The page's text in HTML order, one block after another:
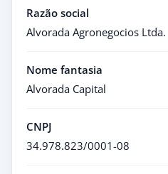
Razão social
Alvorada Agronegocios Ltda.
Nome fantasia
Alvorada Capital
CNPJ
34.978.823/0001-08